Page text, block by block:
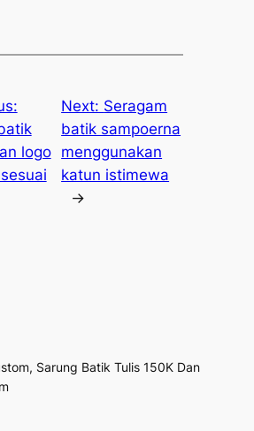
logo
Next: Seragam
batik sampoerna
menggunakan
katun istimewa
→
Sarung Batik Tulis 150K Dan